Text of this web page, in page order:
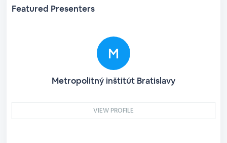
Featured Presenters
Metropolitný inštitút Bratislavy
VIEW PROFILE